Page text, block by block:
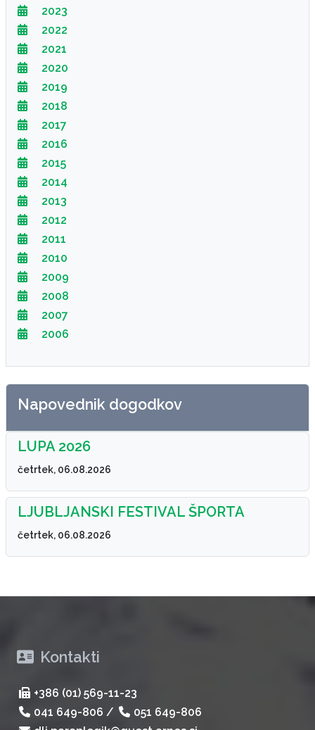
2023
2022
2021
2020
2019
2018
2017
2016
2015
2014
2013
2012
2011
2010
2009
2008
2007
2006
Napovednik dogodkov
LUPA 2026
četrtek, 06.08.2026
LJUBLJANSKI FESTIVAL ŠPORTA
četrtek, 06.08.2026
Kontakti
+386 (01) 569-11-23
041 649-806 /
051 649-806